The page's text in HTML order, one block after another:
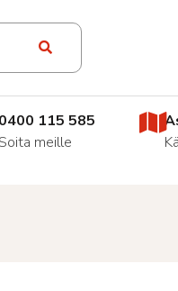
0400 115 585
Soita meille